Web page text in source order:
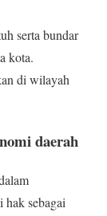
serta bundar
kota.
di wilayah
daerah
hak sebagai